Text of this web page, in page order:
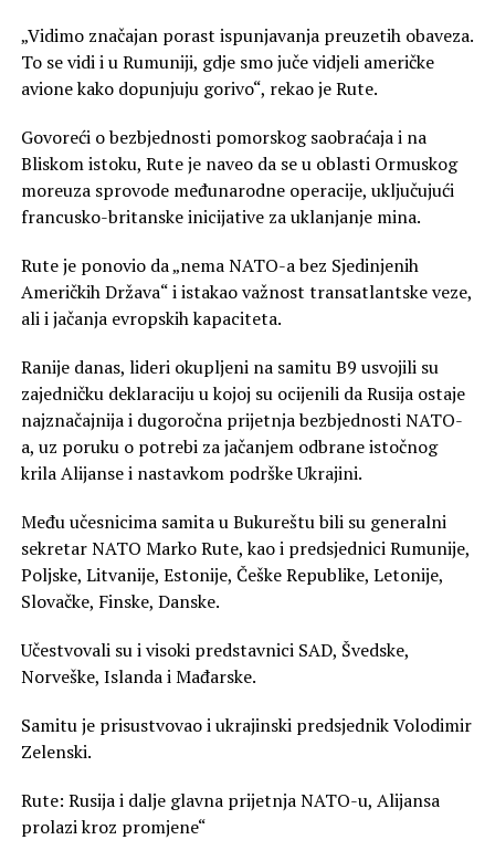
„Vidimo značajan porast ispunjavanja preuzetih obaveza.
To se vidi i u Rumuniji, gdje smo juče vidjeli američke
avione kako dopunjuju gorivo“, rekao je Rute.
Govoreći o bezbjednosti pomorskog saobraćaja i na
Bliskom istoku, Rute je naveo da se u oblasti Ormuskog
moreuza sprovode međunarodne operacije, uključujući
francusko-britanske inicijative za uklanjanje mina.
Rute je ponovio da „nema NATO-a bez Sjedinjenih
Američkih Država“ i istakao važnost transatlantske veze,
ali i jačanja evropskih kapaciteta.
Ranije danas, lideri okupljeni na samitu B9 usvojili su
zajedničku deklaraciju u kojoj su ocijenili da Rusija ostaje
najznačajnija i dugoročna prijetnja bezbjednosti NATO-
a, uz poruku o potrebi za jačanjem odbrane istočnog
krila Alijanse i nastavkom podrške Ukrajini.
Među učesnicima samita u Bukureštu bili su generalni
sekretar NATO Marko Rute, kao i predsjednici Rumunije,
Poljske, Litvanije, Estonije, Češke Republike, Letonije,
Slovačke, Finske, Danske.
Učestvovali su i visoki predstavnici SAD, Švedske,
Norveške, Islanda i Mađarske.
Samitu je prisustvovao i ukrajinski predsjednik Volodimir
Zelenski.
Rute: Rusija i dalje glavna prijetnja NATO-u, Alijansa
prolazi kroz promjene“